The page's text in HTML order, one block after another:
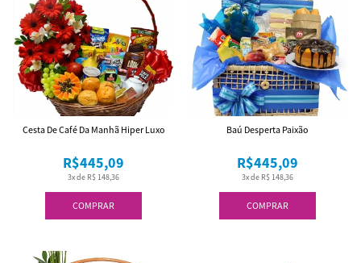
COMPRAR
3x de R$ 148,36
R$445,09
Cesta De Café Da Manhã Hiper Luxo
COMPRAR
3x de R$ 148,36
R$445,09
Baú Desperta Paixão